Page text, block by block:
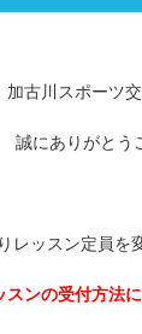
加古川スポーツ
誠にありがとう
レッスン定員を
ンの受付方法に